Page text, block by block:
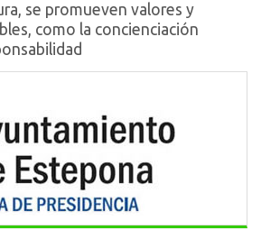
se promueven valores y
como la concienciación